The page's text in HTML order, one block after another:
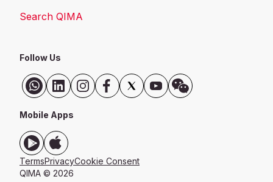
Search QIMA
Follow Us
Mobile Apps
TermsPrivacyCookie Consent
QIMA © 2026